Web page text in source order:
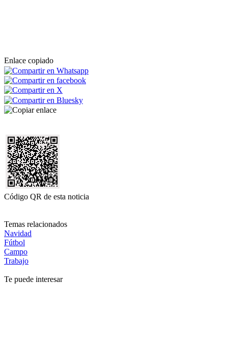
Enlace copiado
Código QR de esta noticia
Temas relacionados
Navidad
Fútbol
Campo
Trabajo
Te puede interesar